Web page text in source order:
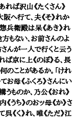
れば沢山《たくさん》
へ行て、夫《そ》れか
兵衛殿は呆《あき》れ
方もない、お前さんのよ
んが一人で行くと云う
ば京に上《のぼ》る、長
ことがあるか。「けれ
お母《ふくろ》さんにい
うものか、乃公《おれ》
《うち》のおッ母《か》さ
呉《く》れ、唯《ただ》江